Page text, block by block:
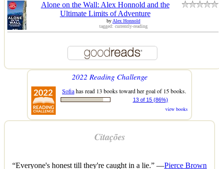
Alone on the Wall: Alex Honnold and the
Ultimate Limits of Adventure
byAlex Honnold
tagged: currently-reading
2022 Reading Challenge
Sofiahas read 13 books toward her goal of 15 books.
13 of 15 (86%)
view books
Citações
“Everyone's honest till they're caught in a lie.” —Pierce Brown